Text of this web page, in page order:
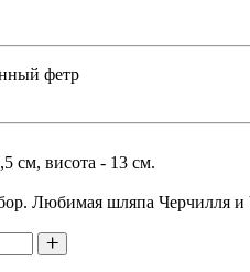
фетр
см, висота - 13 см.
Любимая шляпа Черчилля и